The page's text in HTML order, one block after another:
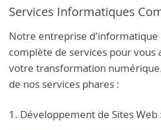
Services Informatiques
Notre entreprise d'informatique
complète de services pour vous
votre transformation
de nos services phares :
1. Développement de Sites Web